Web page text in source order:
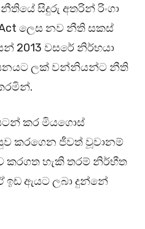
සිදුරු අතරින් රිංගා
ලෙස නව නීති සකස්
2013 වසරේ නිර්භයා
ලක් වන්නියන්ට නීති
කර මියගොස්
කරගෙන ජීවත් වූවානම්
කරගත හැකි තරම් නිර්භීත
ඇයට ලබා දුන්නේ